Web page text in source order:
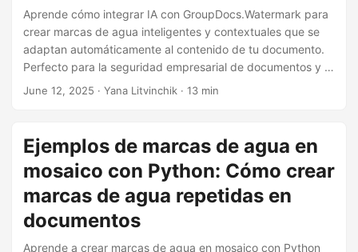
Aprende cómo integrar IA con GroupDocs.Watermark para
crear marcas de agua inteligentes y contextuales que se
adaptan automáticamente al contenido de tu documento.
Perfecto para la seguridad empresarial de documentos y la
protección del contenido.
June 12, 2025 · Yana Litvinchik · 13 min
Ejemplos de marcas de agua en
mosaico con Python: Cómo crear
marcas de agua repetidas en
documentos
Aprende a crear marcas de agua en mosaico con Python